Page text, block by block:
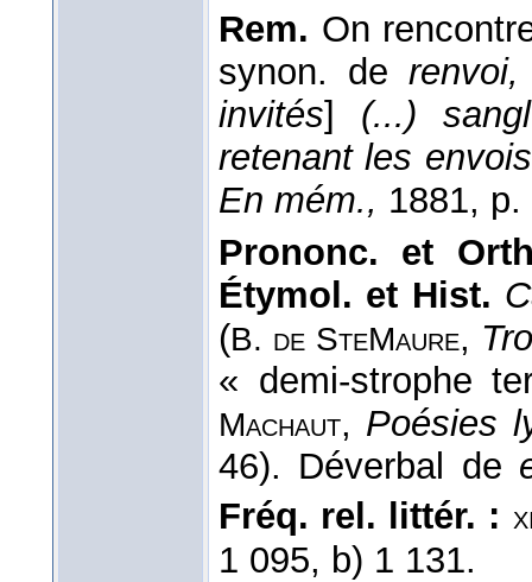
Rem. On
synon. de
invités] (...)
retenant les
En mém., 1881, p.
Prononc. et
Étymol. et Hist.
(B. de SteMaure,
« demi-strophe
Machaut, Poésies
46). Déverbal de
Fréq. rel. littér. :
1 095, b) 1 131.